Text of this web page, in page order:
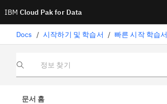
IBM Cloud Pak for Data
Docs / 시작하기 및 학습서 / 빠른 시작 학습서
정보 찾기
문서 홈